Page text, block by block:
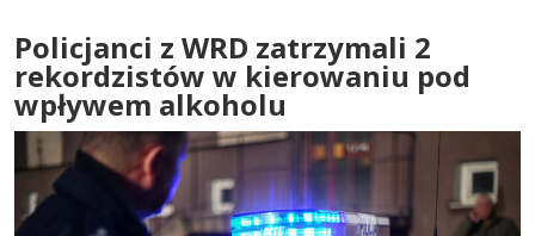
Policjanci z WRD zatrzymali 2
rekordzistów w kierowaniu pod
wpływem alkoholu